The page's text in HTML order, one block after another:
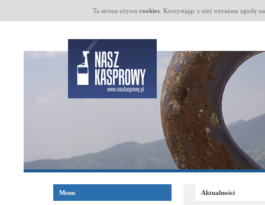
Ta strona używa cookies. Korzystając z niej wyrażasz zgodę
Menu Aktualności